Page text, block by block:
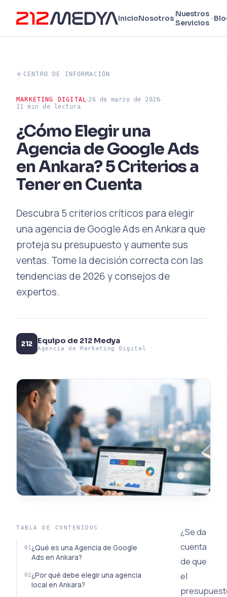
InicioNosotros Nuestros
Servicios
CENTRO DE INFORMACIÓN
MARKETING DIGITAL 26 de marzo de 2026
11 min de lectura
¿Cómo Elegir una
Agencia de Google Ads
en Ankara? 5 Criterios a
Tener en Cuenta
Descubra 5 criterios críticos para elegir
una agencia de Google Ads en Ankara que
proteja su presupuesto y aumente sus
ventas. Tome la decisión correcta con las
tendencias de 2026 y consejos de
expertos.
212 Equipo de 212 Medya
Agencia de Marketing Digital
TABLA DE CONTENIDOS
¿Qué es una Agencia de Google
Ads en Ankara?
¿Por qué debe elegir una agencia
local en Ankara?
¿Se da
cuenta
de que
el